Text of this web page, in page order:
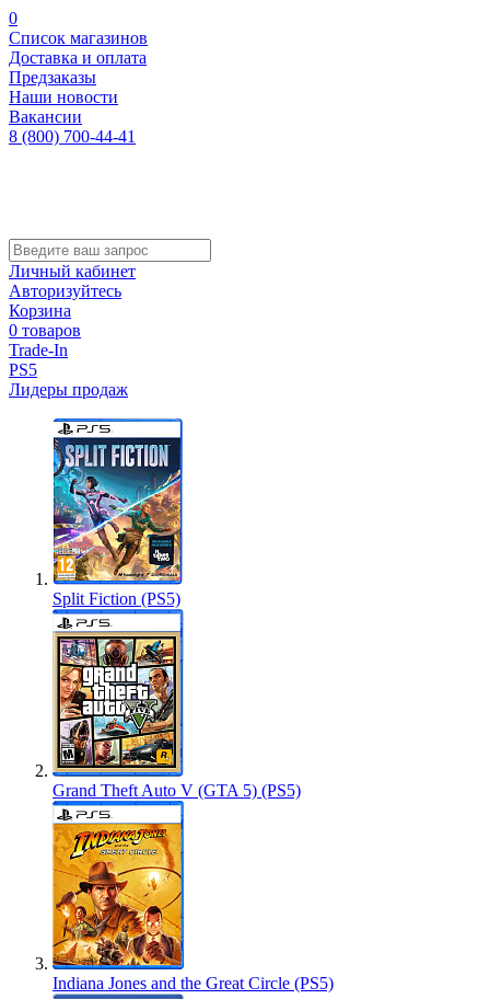
0
Список магазинов
Доставка и оплата
Предзаказы
Наши новости
Вакансии
8 (800) 700-44-41
Личный кабинет
Авторизуйтесь
Корзина
0 товаров
Trade-In
PS5
Лидеры продаж
Split Fiction (PS5)
Grand Theft Auto V (GTA 5) (PS5)
Indiana Jones and the Great Circle (PS5)